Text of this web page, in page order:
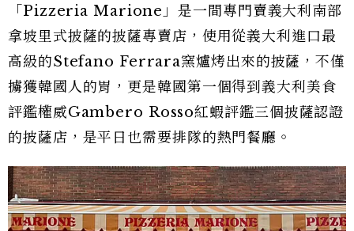
「Pizzeria Marione」是一間專門賣義大利南部
拿坡里式披薩的披薩專賣店，使用從義大利進口最
高級的Stefano Ferrara窯爐烤出來的披薩，不僅
擄獲韓國人的胃，更是韓國第一個得到義大利美食
評鑑權威Gambero Rosso紅蝦評鑑三個披薩認證
的披薩店，是平日也需要排隊的熱門餐廳。